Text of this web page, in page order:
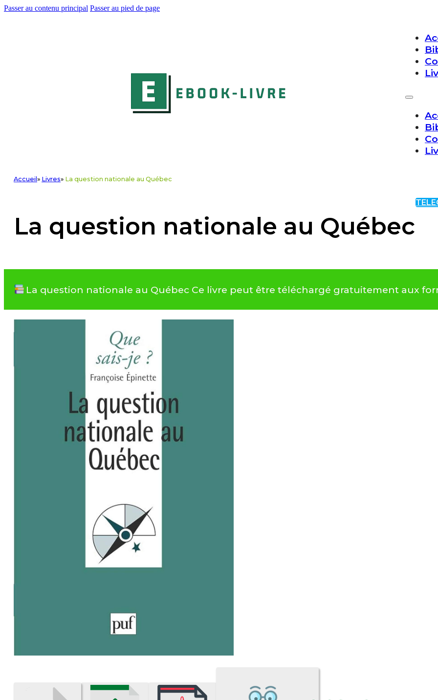
Passer au contenu principal Passer au pied de page
Accueil » Livres» La question nationale au Québec
La question nationale au Québec
La question nationale au Québec Ce livre peut être téléchargé gratuitement aux